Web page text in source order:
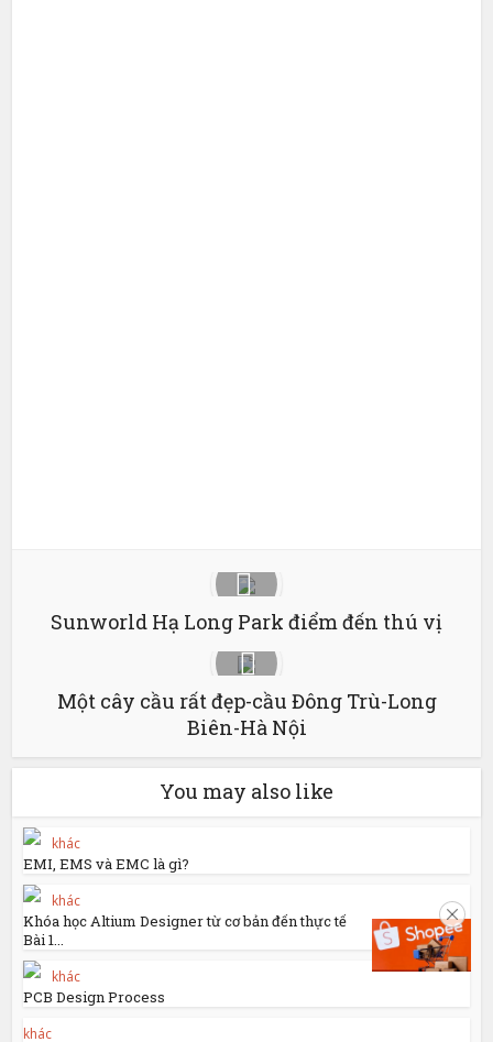
Sunworld Hạ Long Park điểm đến thú vị
Một cây cầu rất đẹp-cầu Đông Trù-Long
Biên-Hà Nội
You may also like
khác
EMI, EMS và EMC là gì?
khác
Khóa học Altium Designer từ cơ bản đến thực tế
Bài 1...
khác
PCB Design Process
khác